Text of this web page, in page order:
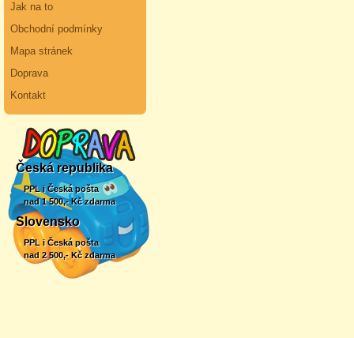
Jak na to
Obchodní podmínky
Mapa stránek
Doprava
Kontakt
Česká republika
PPL i Česká pošta
nad 1 500,- Kč zdarma
Slovensko
PPL i Česká pošta
nad 2 500,- Kč zdarma